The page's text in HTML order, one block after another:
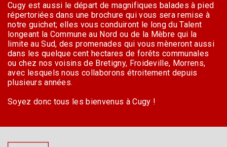
Cugy est aussi le départ de magnifiques balades à pied
répertoriées dans une brochure qui vous sera remise à
notre guichet; elles vous conduiront le long du Talent
longeant la Commune au Nord ou de la Mèbre qui la
limite au Sud, des promenades qui vous mèneront aussi
dans les quelque cent hectares de forêts communales
ou chez nos voisins de Bretigny, Froideville, Morrens,
avec lesquels nous collaborons étroitement depuis
plusieurs années.
Soyez donc tous les bienvenus à Cugy !